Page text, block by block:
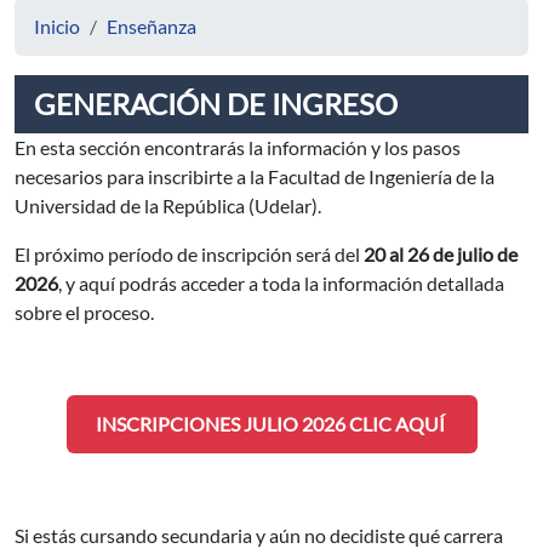
Inicio Enseñanza
GENERACIÓN DE INGRESO
En esta sección encontrarás la información y los pasos
necesarios para inscribirte a la Facultad de Ingeniería de la
Universidad de la República (Udelar).
El próximo período de inscripción será del 20 al 26 de juliode
2026, y aquí podrás acceder a toda la información detallada
sobre el proceso.
INSCRIPCIONES JULIO 2026 CLIC AQUÍ
Si estás cursando secundaria y aún no decidiste qué carrera